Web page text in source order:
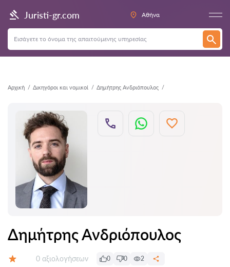
Juristi-gr.com Αθήνα
Αρχική Δικηγόροι και νομικοί Δημήτρης Ανδριόπουλος
Πίσω
Δημήτρης Ανδριόπουλος
Αξιολογήσεις:
0 αξιολογήσεων 0 0 2